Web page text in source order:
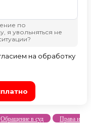
Обращение в суд
Права и